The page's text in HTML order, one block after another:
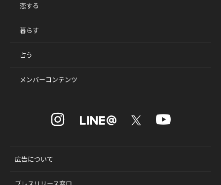
恋する
暮らす
占う
メンバーコンテンツ
広告について